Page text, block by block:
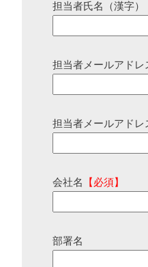
担当者氏名（漢字）
担当者メールアドレ
担当者メールアドレ
会社名 【必須】
部署名